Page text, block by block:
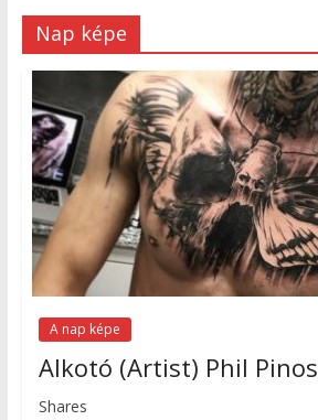
Nap képe
A nap képe
Alkotó (Artist) Phil Pinos
Shares